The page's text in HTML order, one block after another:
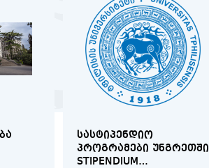
ᲡᲐᲡᲢᲘᲞᲔᲜᲓᲘᲝ
ᲞᲠᲝᲒᲠᲐᲛᲔᲑᲘ ᲣᲜᲒᲠᲔᲗᲨᲘ
STIPENDIUM